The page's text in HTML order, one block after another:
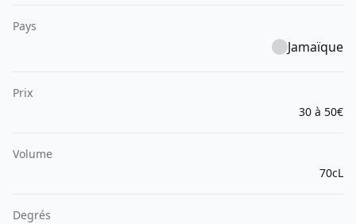
Pays
Jamaïque
Prix
30 à 50€
Volume
70cL
Degrés